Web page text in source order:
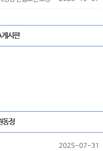
시판
동정
2025-07-31